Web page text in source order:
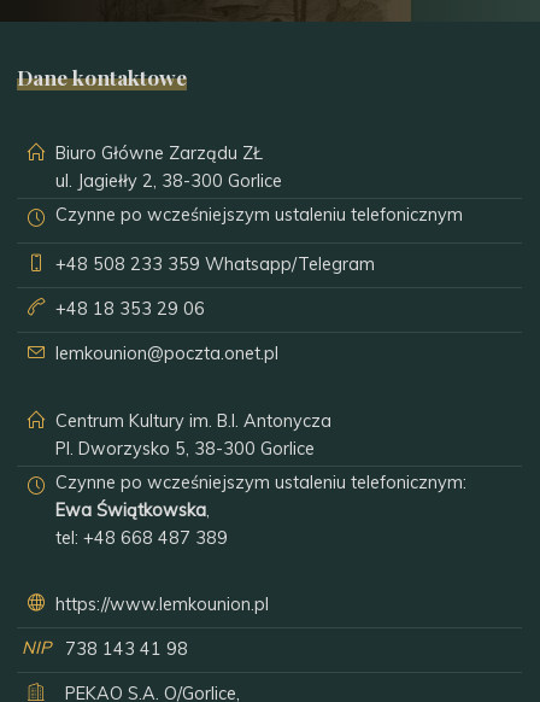
Dane kontaktowe
Biuro Główne Zarządu ZŁ
ul. Jagiełły 2, 38-300 Gorlice
Czynne po wcześniejszym ustaleniu telefonicznym
+48 508 233 359 Whatsapp/Telegram
+48 18 353 29 06
lemkounion@poczta.onet.pl
Centrum Kultury im. B.I. Antonycza
Pl. Dworzysko 5, 38-300 Gorlice
Czynne po wcześniejszym ustaleniu telefonicznym:
Ewa Świątkowska,
tel:+48 668 487 389
https://www.lemkounion.pl
NIP
738 143 41 98
PEKAO S.A. O/Gorlice,